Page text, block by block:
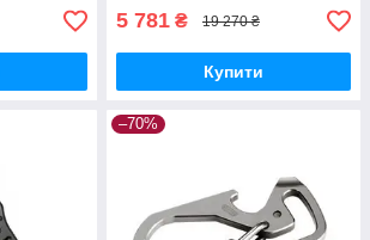
5 781 ₴ 19 270 ₴
Купити
–70%